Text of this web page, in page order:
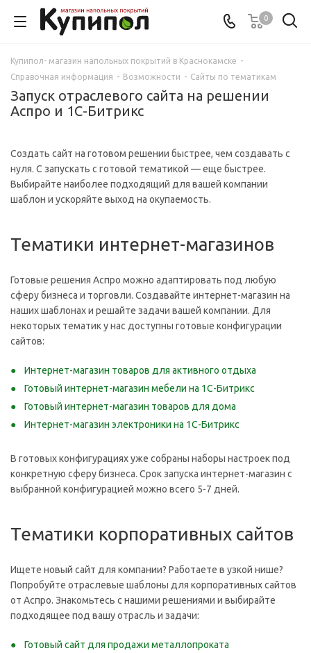
0
Купипол- магазин напольных покрытий в Краснокамске -
Справочная информация - Возможности - Сайты по тематикам
Запуск отраслевого сайта на решении
Аспро и 1С-Битрикс
Создать сайт на готовом решении быстрее, чем создавать с
нуля. С запускать с готовой тематикой — еще быстрее.
Выбирайте наиболее подходящий для вашей компании
шаблон и ускоряйте выход на окупаемость.
Тематики интернет-магазинов
Готовые решения Аспро можно адаптировать под любую
сферу бизнеса и торговли. Создавайте интернет-магазин на
наших шаблонах и решайте задачи вашей компании. Для
некоторых тематик у нас доступны готовые конфигурации
сайтов:
Интернет-магазин товаров для активного отдыха
Готовый интернет-магазин мебели на 1С-Битрикс
Готовый интернет-магазин товаров для дома
Интернет-магазин электроники на 1С-Битрикс
В готовых конфигурациях уже собраны наборы настроек под
конкретную сферу бизнеса. Срок запуска интернет-магазин с
выбранной конфигурацией можно всего 5-7 дней.
Тематики корпоративных сайтов
Ищете новый сайт для компании? Работаете в узкой нише?
Попробуйте отраслевые шаблоны для корпоративных сайтов
от Аспро. Знакомьтесь с нашими решениями и выбирайте
подходящее под вашу отрасль и задачи:
Готовый сайт для продажи металлопроката